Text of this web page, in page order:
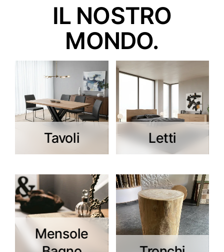
IL NOSTRO
MONDO.
Tavoli Letti
Mensole